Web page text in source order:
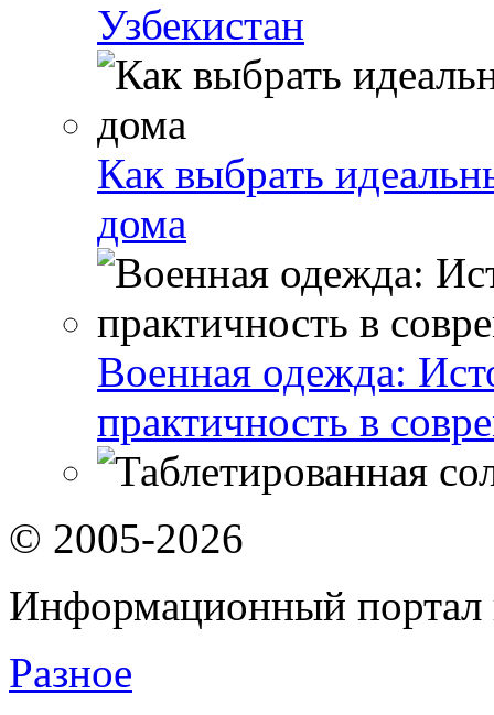
Узбекистан
Как выбрать
дома
Военная одежда:
практичность в
© 2005-2026
Информационный портал
Разное